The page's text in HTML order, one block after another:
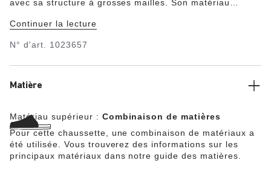
avec sa structure à grosses mailles. Son matériau
élevée, cette chaussette est agréablement douce et elle
non comprimant épouse parfaitement le pied.
Continuer la lecture
N° d'art. 1023657
Matière
Matériau supérieur : Combinaison de matières
Pour cette chaussette, une combinaison de matériaux a
été utilisée. Vous trouverez des informations sur les
principaux matériaux dans notre guide des matières.